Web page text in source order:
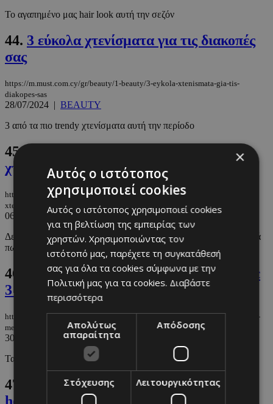
Το αγαπημένο μας hair look αυτή την σεζόν
44. 3 εύκολα χτενίσματα για τις διακοπές
σας
https://m.must.com.cy/gr/beauty/1-beauty/3-eykola-xtenismata-gia-tis-
diakopes-sas
28/07/2024 | BEAUTY
3 από τα πιο trendy χτενίσματα αυτή την περίοδο
45.
Heatwave Chic: Tα 6 πιο δροσερά
χτενίσματα
https://m.must.com.cy/gr/beauty/1-beauty/heatwave-chic-ta-5-pio-drosera-
xtenismata
06/07/2024 |BEAUTY
Δείτε πέντε hairstyles που ξεχωρίσαμε και γνωρίζουμε πολύ καλά
πως θα σας εμπνεύσουν στο έπακρο.
46.
Πώς να δημιουργήσεις το wet look με
3 βήματα
https://m.must.com.cy/gr/beauty/1-beauty/pws-na-dimioyrgiseis-to-wet-look-
me-3-bimata
30/06/2024
BEAUTY
Τα βήματα και τα υλικά που θα χρειαστείς
47.
6 στιλιστικά tips για το summer
heatwave
×
Αυτός ο ιστότοπος
χρησιμοποιεί cookies
Αυτός ο ιστότοπος χρησιμοποιεί cookies
για τη βελτίωση της εμπειρίας των
χρηστών. Χρησιμοποιώντας τον
ιστότοπό μας, παρέχετε τη συγκατάθεσή
σας για όλα τα cookies σύμφωνα με την
Πολιτική μας για τα cookies. Διαβάστε
περισσότερα
Απολύτως
απαραίτητα
Απόδοσης
Στόχευσης Λειτουργικότητας